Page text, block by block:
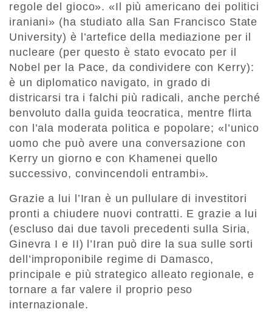
regole del gioco». «Il più americano dei politici
iraniani» (ha studiato alla San Francisco State
University) è l’artefice della mediazione per il
nucleare (per questo è stato evocato per il
Nobel per la Pace, da condividere con Kerry):
è un diplomatico navigato, in grado di
districarsi tra i falchi più radicali, anche perché
benvoluto dalla guida teocratica, mentre flirta
con l’ala moderata politica e popolare; «l’unico
uomo che può avere una conversazione con
Kerry un giorno e con Khamenei quello
successivo, convincendoli entrambi».
Grazie a lui l’Iran è un pullulare di investitori
pronti a chiudere nuovi contratti. E grazie a lui
(escluso dai due tavoli precedenti sulla Siria,
Ginevra I e II) l’Iran può dire la sua sulle sorti
dell’improponibile regime di Damasco,
principale e più strategico alleato regionale, e
tornare a far valere il proprio peso
internazionale.